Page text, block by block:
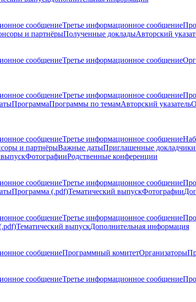
сообщениеТретье информационное сообщение
и партнёрыПолученные докладыАвторский
сообщениеТретье информационное сообщение
сообщениеТретье информационное сообщение
ПрограммаПрограммы по темамАвторский указатель
сообщениеТретье информационное сообщение
и партнёрыВажные датыПриглашенные докладчики
ФотографииРодственные конференции
сообщениеТретье информационное сообщение
Программа (.pdf)Тематический выпускФотографии
сообщениеТретье информационное сообщение
Тематический выпускДополнительная информация
сообщениеПрограммный комитетОрганизаторы
сообщениеТретье информационное сообщение